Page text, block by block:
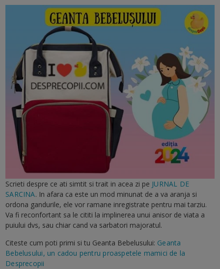
Scrieti despre ce ati simtit si trait in acea zi pe JURNAL DE
SARCINA. In afara ca este un mod minunat de a va aranja si
ordona gandurile, ele vor ramane inregistrate pentru mai tarziu.
Va fi reconfortant sa le cititi la implinerea unui anisor de viata a
puiului dvs, sau chiar cand va sarbatori majoratul.
Citeste cum poti primi si tu Geanta Bebelusului: Geanta
Bebelusului, un cadou pentru proaspetele mamici de la
Desprecopii